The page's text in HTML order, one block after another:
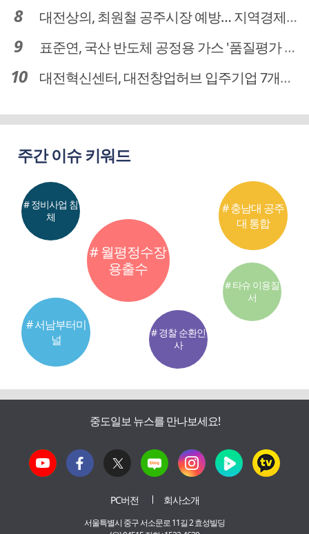
대전상의, 최원철 공주시장 예방… 지역경제 협력방안 논의
표준연, 국산 반도체 공정용 가스 '품질평가 체계' 구축
대전혁신센터, 대전창업허브 입주기업 7개사 모집
주간 이슈 키워드
# 월평정수장
용출수
# 서남부터미
널
# 충남대 공주
대 통합
# 정비사업 침
체
# 경찰 순환인
사
# 타슈 이용질
서
중도일보 뉴스를 만나보세요!
PC버전 회사소개
서울특별시 중구 서소문로 11길 2 효성빌딩